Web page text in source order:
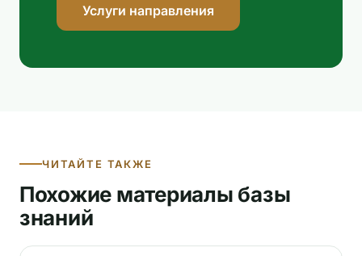
Услуги направления
ЧИТАЙТЕ ТАКЖЕ
Похожие материалы базы
знаний